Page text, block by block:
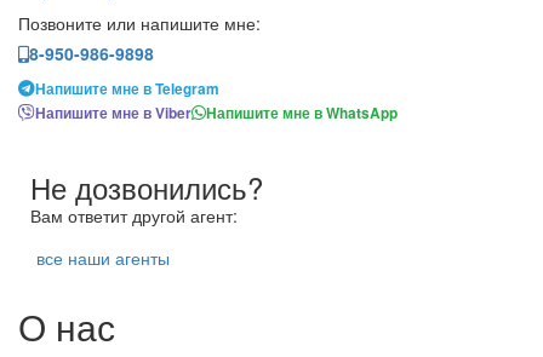
Позвоните или напишите мне:
8-950-986-9898
Напишите мне в Telegram
Напишите мне в Viber
Напишите мне в WhatsApp
Не дозвонились?
Вам ответит другой агент:
все наши агенты
О нас